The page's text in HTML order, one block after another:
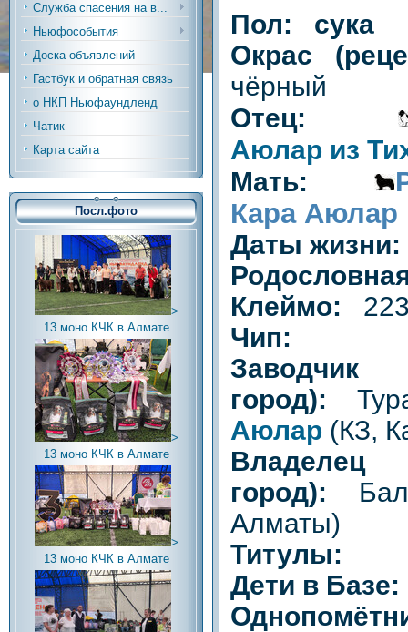
Служба спасения на в...
Ньюфособытия
Доска объявлений
Гастбук и обратная связь
о НКП Ньюфаундленд
Чатик
Карта сайта
Посл.фото
>
13 моно КЧК в Алмате
>
13 моно КЧК в Алмате
>
13 моно КЧК в Алмате
Пол: сука
Окрас
чёрный
Отец:
Аюлар из
Мать:
Кара Аюлар
Даты жизни:
Клеймо:
Чип:
город):
Аюлар (КЗ,
город):
Алматы)
Титулы:
Дети в Базе: